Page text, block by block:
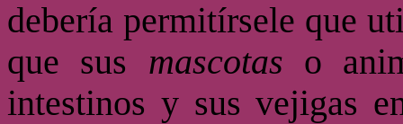
debería permitírsele que
que sus mascotas o
intestinos y sus vejigas